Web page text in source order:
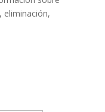
eliminación,